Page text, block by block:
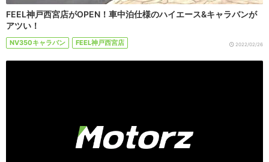
FEEL神戸西宮店がOPEN！車中泊仕様のハイエース&キャラバンが
アツい！
NV350キャラバン FEEL神戸西宮店 2022/02/26